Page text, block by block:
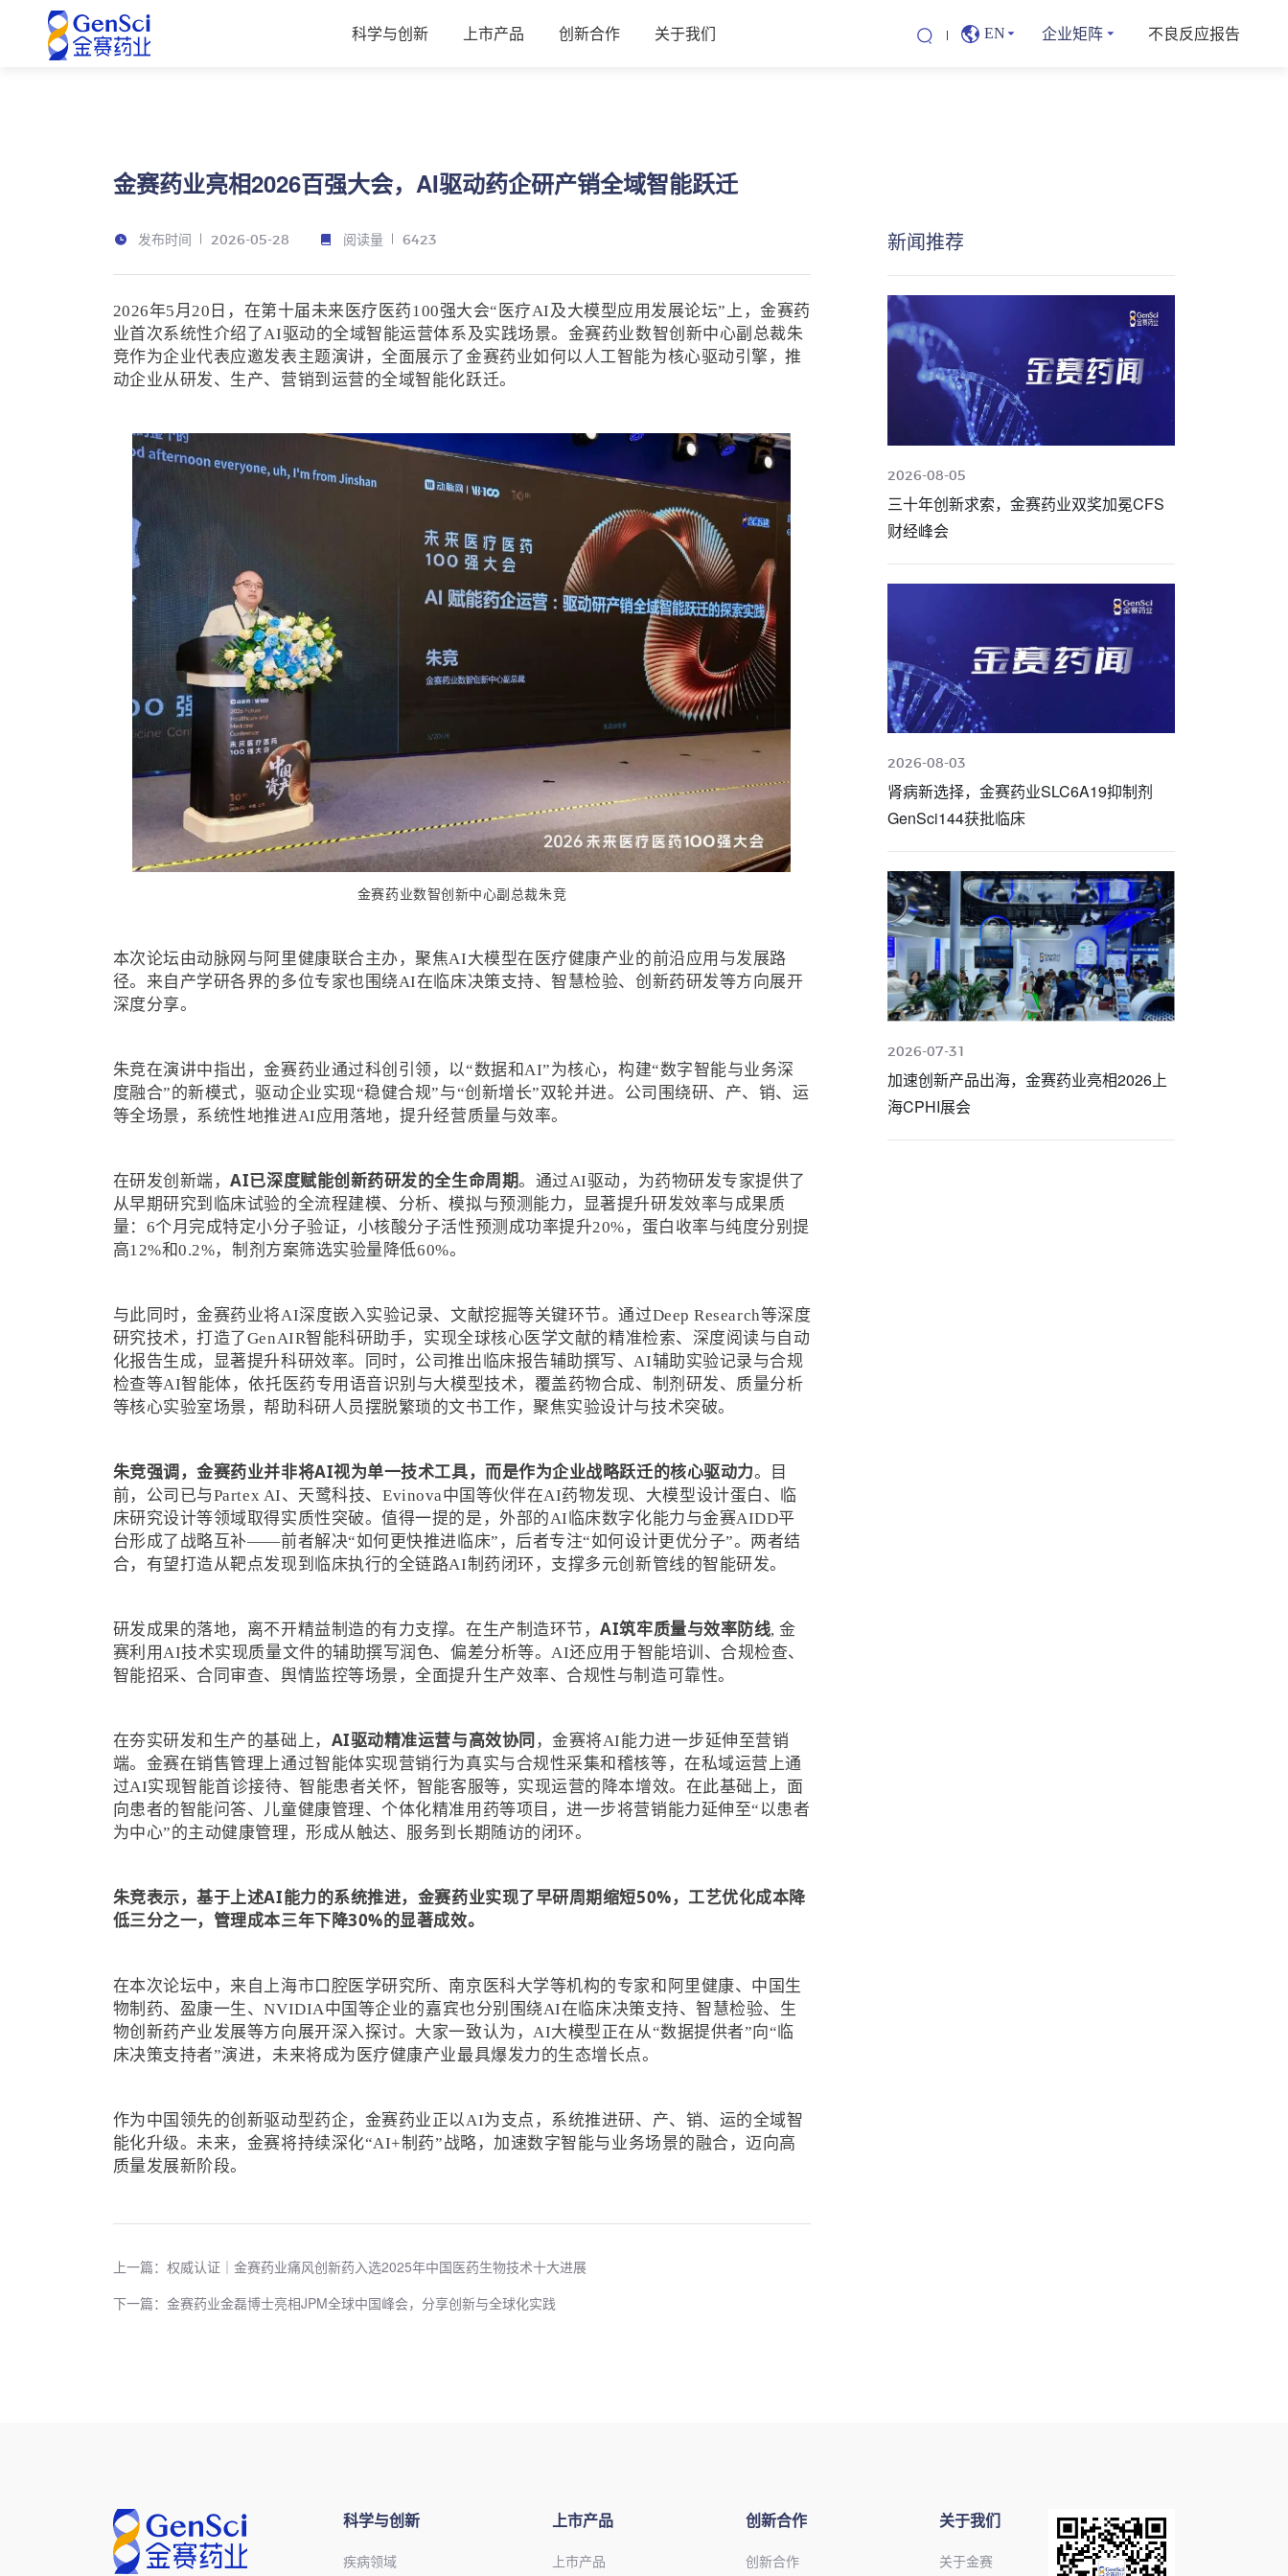
科学与创新 上市产品 创新合作 关于我们 EN 企业矩阵 不良反应报告
金赛药业亮相2026百强大会，AI驱动药企研产销全域智能跃迁
发布时间 2026-05-28 阅读量 6423
2026年5月20日，在第十届未来医疗医药100强大会“医疗AI及大模型应用发展论坛”上，金赛药
业首次系统性介绍了AI驱动的全域智能运营体系及实践场景。金赛药业数智创新中心副总裁朱
竞作为企业代表应邀发表主题演讲，全面展示了金赛药业如何以人工智能为核心驱动引擎，推
动企业从研发、生产、营销到运营的全域智能化跃迁。
金赛药业数智创新中心副总裁朱竞
本次论坛由动脉网与阿里健康联合主办，聚焦AI大模型在医疗健康产业的前沿应用与发展路
径。来自产学研各界的多位专家也围绕AI在临床决策支持、智慧检验、创新药研发等方向展开
深度分享。
朱竞在演讲中指出，金赛药业通过科创引领，以“数据和AI”为核心，构建“数字智能与业务深
度融合”的新模式，驱动企业实现“稳健合规”与“创新增长”双轮并进。公司围绕研、产、销、运
等全场景，系统性地推进AI应用落地，提升经营质量与效率。
在研发创新端，AI已深度赋能创新药研发的全生命周期。通过AI驱动，为药物研发专家提供了
从早期研究到临床试验的全流程建模、分析、模拟与预测能力，显著提升研发效率与成果质
量：6个月完成特定小分子验证，小核酸分子活性预测成功率提升20%，蛋白收率与纯度分别提
高12%和0.2%，制剂方案筛选实验量降低60%。
与此同时，金赛药业将AI深度嵌入实验记录、文献挖掘等关键环节。通过Deep Research等深度
研究技术，打造了GenAIR智能科研助手，实现全球核心医学文献的精准检索、深度阅读与自动
化报告生成，显著提升科研效率。同时，公司推出临床报告辅助撰写、AI辅助实验记录与合规
检查等AI智能体，依托医药专用语音识别与大模型技术，覆盖药物合成、制剂研发、质量分析
等核心实验室场景，帮助科研人员摆脱繁琐的文书工作，聚焦实验设计与技术突破。
朱竞强调，金赛药业并非将AI视为单一技术工具，而是作为企业战略跃迁的核心驱动力。目
前，公司已与Partex AI、天鹭科技、Evinova中国等伙伴在AI药物发现、大模型设计蛋白、临
床研究设计等领域取得实质性突破。值得一提的是，外部的AI临床数字化能力与金赛AIDD平
台形成了战略互补——前者解决“如何更快推进临床”，后者专注“如何设计更优分子”。两者结
合，有望打造从靶点发现到临床执行的全链路AI制药闭环，支撑多元创新管线的智能研发。
研发成果的落地，离不开精益制造的有力支撑。在生产制造环节，AI筑牢质量与效率防线, 金
赛利用AI技术实现质量文件的辅助撰写润色、偏差分析等。AI还应用于智能培训、合规检查、
智能招采、合同审查、舆情监控等场景，全面提升生产效率、合规性与制造可靠性。
在夯实研发和生产的基础上， AI驱动精准运营与高效协同 ，金赛将AI能力进一步延伸至营销
端。金赛在销售管理上通过智能体实现营销行为真实与合规性采集和稽核等，在私域运营上通
过AI实现智能首诊接待、智能患者关怀，智能客服等，实现运营的降本增效。在此基础上，面
向患者的智能问答、儿童健康管理、个体化精准用药等项目，进一步将营销能力延伸至“以患者
为中心”的主动健康管理，形成从触达、服务到长期随访的闭环。
朱竞表示，基于上述AI能力的系统推进，金赛药业实现了早研周期缩短50%，工艺优化成本降
低三分之一，管理成本三年下降30%的显著成效。
在本次论坛中，来自上海市口腔医学研究所、南京医科大学等机构的专家和阿里健康、中国生
物制药、盈康一生、NVIDIA中国等企业的嘉宾也分别围绕AI在临床决策支持、智慧检验、生
物创新药产业发展等方向展开深入探讨。大家一致认为，AI大模型正在从“数据提供者”向“临
床决策支持者”演进，未来将成为医疗健康产业最具爆发力的生态增长点。
作为中国领先的创新驱动型药企，金赛药业正以AI为支点，系统推进研、产、销、运的全域智
能化升级。未来，金赛将持续深化“AI+制药”战略，加速数字智能与业务场景的融合，迈向高
质量发展新阶段。
上一篇：权威认证｜金赛药业痛风创新药入选2025年中国医药生物技术十大进展
下一篇：金赛药业金磊博士亮相JPM全球中国峰会，分享创新与全球化实践
新闻推荐
2026-08-05
三十年创新求索，金赛药业双奖加冕CFS
财经峰会
2026-08-03
肾病新选择，金赛药业SLC6A19抑制剂
GenSci144获批临床
2026-07-31
加速创新产品出海，金赛药业亮相2026上
海CPHI展会
科学与创新
疾病领域
上市产品
上市产品
创新合作
创新合作
关于我们
关于金赛